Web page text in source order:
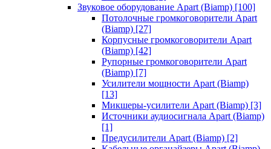
Звуковое оборудование Apart (Biamp) [100]
Потолочные громкоговорители Apart
(Biamp) [27]
Корпусные громкоговорители Apart
(Biamp) [42]
Рупорные громкоговорители Apart
(Biamp) [7]
Усилители мощности Apart (Biamp)
[13]
Микшеры-усилители Apart (Biamp) [3]
Источники аудиосигнала Apart (Biamp)
[1]
Предусилители Apart (Biamp) [2]